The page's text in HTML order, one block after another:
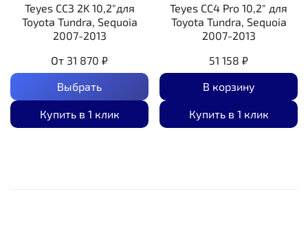
Teyes CC3 2K 10,2"для
Toyota Tundra, Sequoia
2007-2013
От 31 870 ₽
Выбрать
Купить в 1 клик
Teyes CC4 Pro 10,2" для
Toyota Tundra, Sequoia
2007-2013
51 158 ₽
В корзину
Купить в 1 клик